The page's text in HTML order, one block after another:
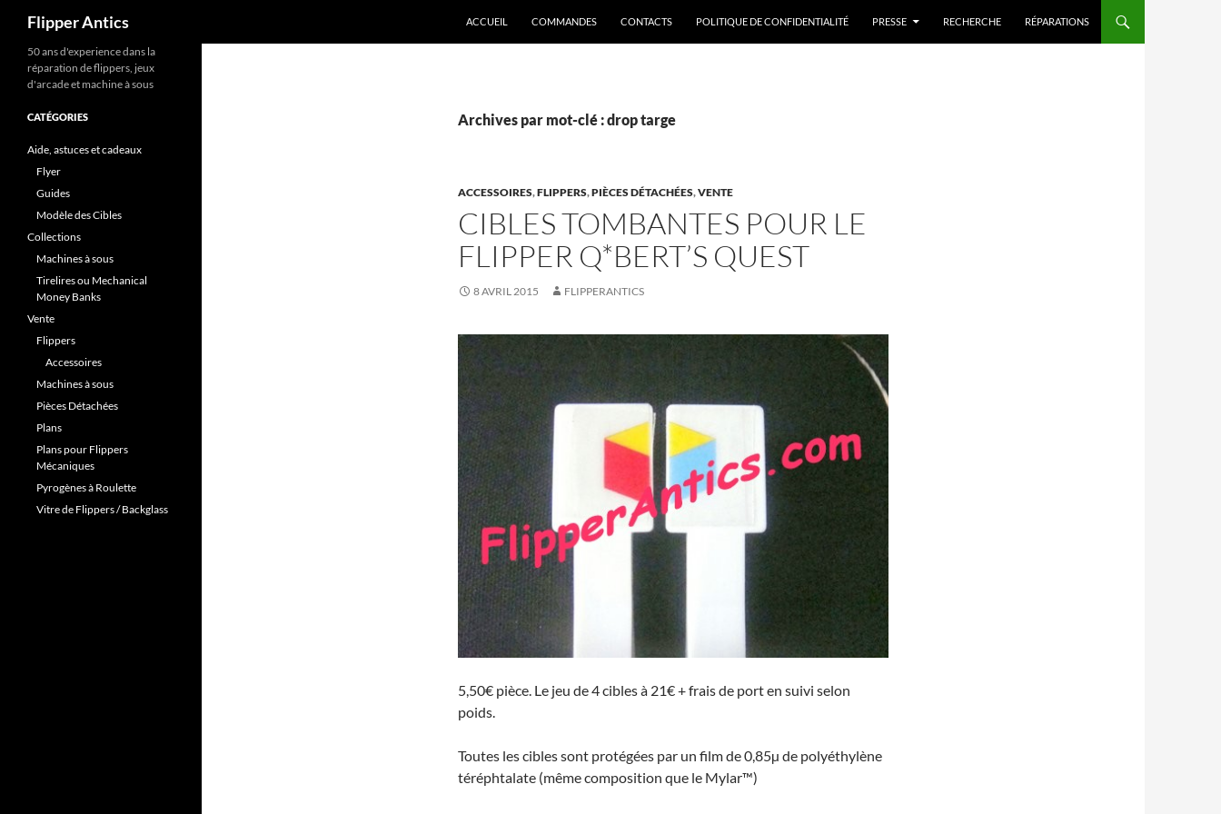
Aller
Flipper Antics ACCUEIL COMMANDES CONTACTS POLITIQUE DE CONFIDENTIALITÉ PRESSE RECHERCHE RÉPARATIONS
Archives par mot-clé : drop targe
ACCESSOIRES,FLIPPERS,PIÈCES DÉTACHÉES,VENTE
CIBLES TOMBANTES POUR LE
FLIPPER Q*BERT’S QUEST
8 AVRIL 2015 FLIPPERANTICS
5,50€ pièce. Le jeu de 4 cibles à 21€ + frais de port en suivi selon
poids.
Toutes les cibles sont protégées par un film de 0,85µ de polyéthylène
téréphtalate (même composition que le Mylar™)
50 ans d'experience dans la
réparation de flippers, jeux
d'arcade et machine à sous
CATÉGORIES
Aide, astuces et cadeaux
Flyer
Guides
Modèle des Cibles
Collections
Machines à sous
Tirelires ou Mechanical
Money Banks
Vente
Flippers
Accessoires
Machines à sous
Pièces Détachées
Plans
Plans pour Flippers
Mécaniques
Pyrogènes à Roulette
Vitre de Flippers / Backglass